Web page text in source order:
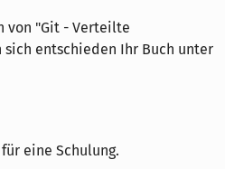
von "Git - Verteilte
sich entschieden Ihr Buch unter
für eine Schulung.